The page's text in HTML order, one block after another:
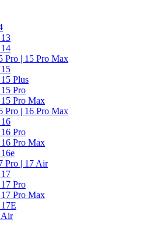
Pro | 15 Pro Max
Plus
Pro
Pro Max
Pro | 16 Pro Max
Pro
Pro Max
Pro | 17 Air
Pro
Pro Max
Air